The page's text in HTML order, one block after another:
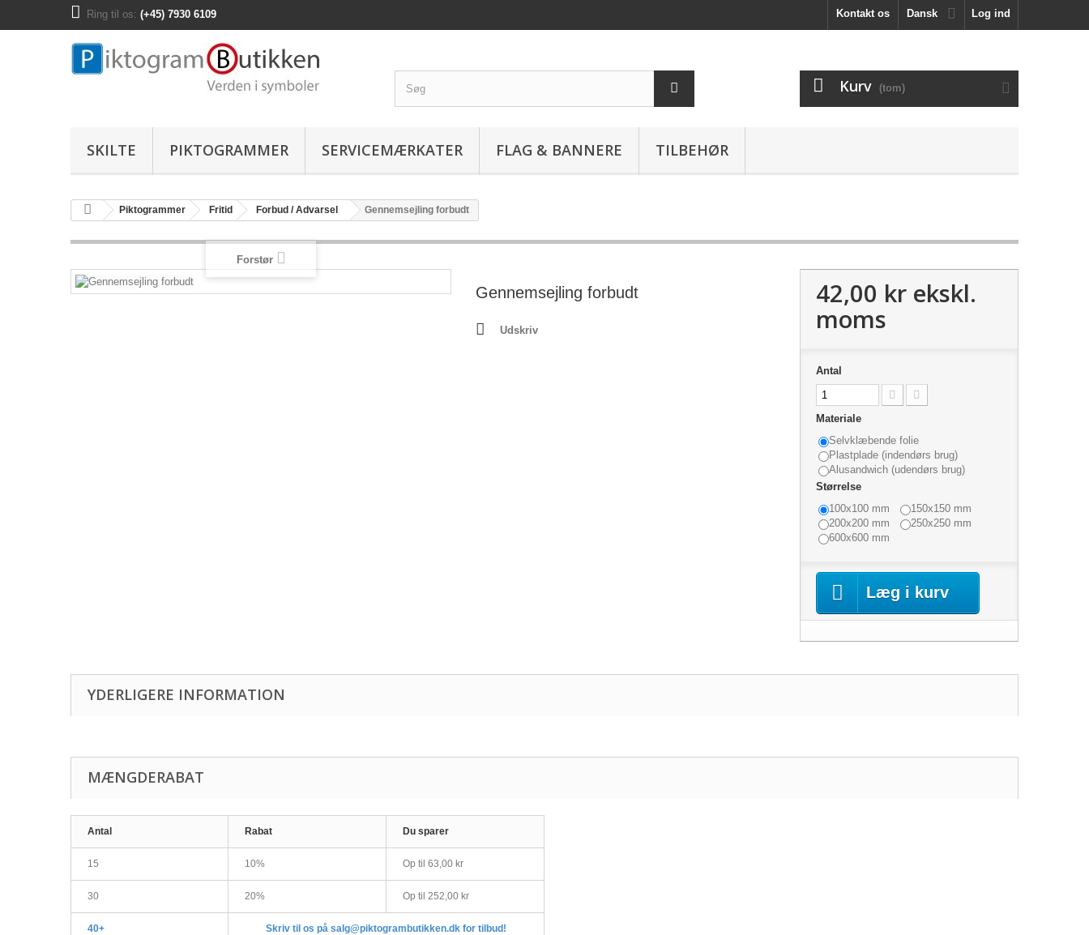
Log ind
Dansk
Kontakt os
Ring til os: (+45) 7930 6109
Kurv (tom)
SKILTE PIKTOGRAMMER SERVICEMÆRKATER FLAG & BANNERE TILBEHØR
Piktogrammer Fritid Forbud / Advarsel Gennemsejling forbudt
Forstør
Gennemsejling forbudt
Udskriv
42,00 krekskl.
moms
Antal
Materiale
Selvklæbende folie
Plastplade (indendørs brug)
Alusandwich (udendørs brug)
Størrelse
100x100 mm
150x150 mm
200x200 mm
250x250 mm
600x600 mm
Læg i kurv
YDERLIGERE INFORMATION
MÆNGDERABAT
Antal Rabat Du sparer
15 10% Op til 63,00 kr
30 20% Op til 252,00 kr
40+ Skriv til os på salg@piktogrambutikken.dk for tilbud!